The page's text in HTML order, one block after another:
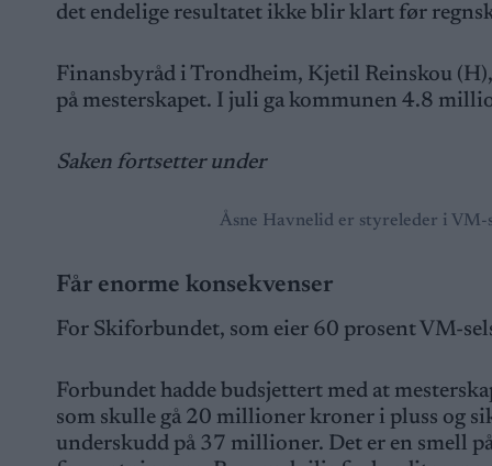
det endelige resultatet ikke blir klart før
Finansbyråd i Trondheim, Kjetil Reinskou
på mesterskapet. I juli ga kommunen 4.8
Saken fortsetter under
Åsne Havnelid er styreleder i
Får enorme konsekvenser
For Skiforbundet, som eier 60 prosent VM-
Forbundet hadde budsjettert med at
som skulle gå 20 millioner kroner i pluss og
underskudd på 37 millioner. Det er en smell